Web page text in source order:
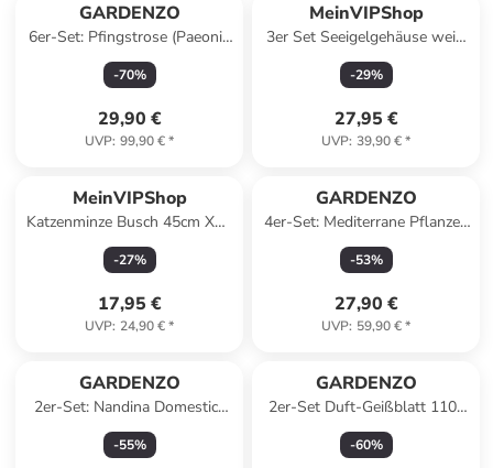
GARDENZO
6er-Set: Pfingstrose (Paeonia
lactiflora) in Mischung
-70%
29,90 €
UVP: 99,90 €*
MeinVIPShop
3er Set Seeigelgehäuse weiß
mit Tillandsia spanischem
Moos
-29%
27,95 €
UVP: 39,90 €*
MeinVIPShop
Katzenminze Busch 45cm XXL
Nepeta 'Walker's Low'
-27%
17,95 €
UVP: 24,90 €*
GARDENZO
4er-Set: Mediterrane Pflanzen
in Bunt
-53%
27,90 €
UVP: 59,90 €*
GARDENZO
2er-Set: Nandina Domestica
Obsessed in Bunt
-55%
GARDENZO
2er-Set Duft-Geißblatt 110-
120cm 2L Topf
-60%